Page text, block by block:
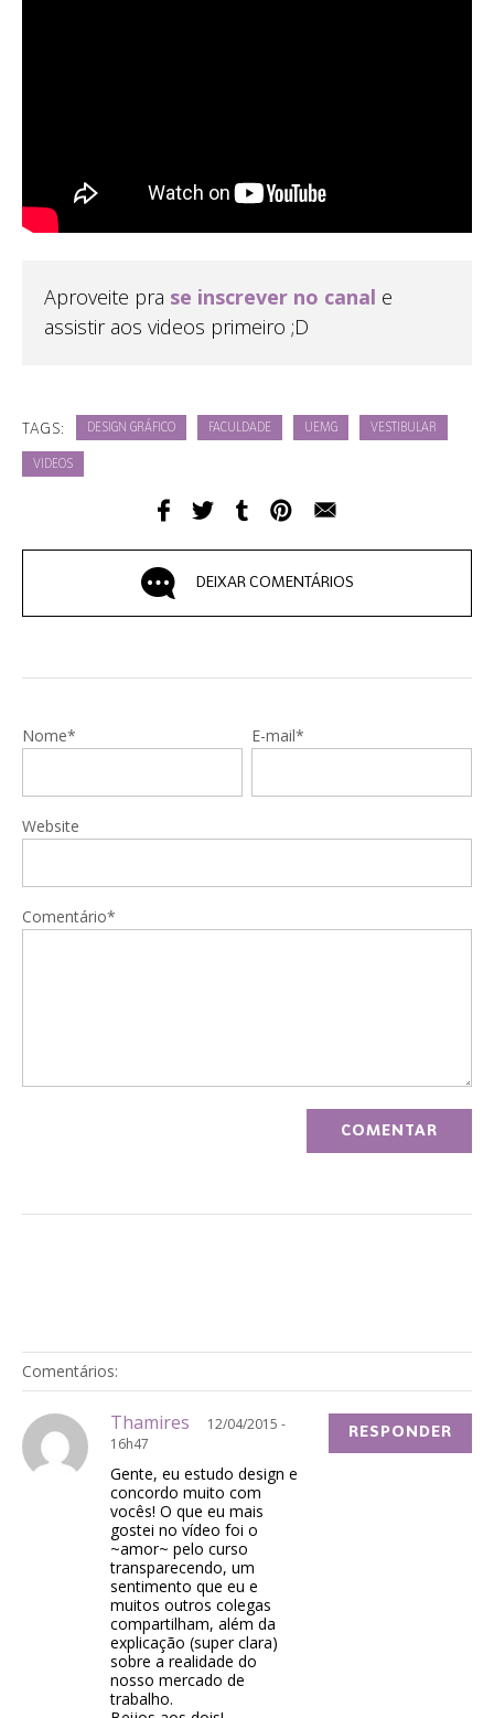
Aproveite pra se inscrever no canal e
assistir aos videos primeiro ;D
TAGS: DESIGN GRÁFICO FACULDADE UEMG VESTIBULAR
VIDEOS
DEIXAR COMENTÁRIOS
Nome* E-mail*
Website
Comentário*
Comentários:
Thamires
12/04/2015 -
16h47
Gente, eu estudo design e
concordo muito com
vocês! O que eu mais
gostei no vídeo foi o
~amor~ pelo curso
transparecendo, um
sentimento que eu e
muitos outros colegas
compartilham, além da
explicação (super clara)
sobre a realidade do
nosso mercado de
trabalho.
RESPONDER